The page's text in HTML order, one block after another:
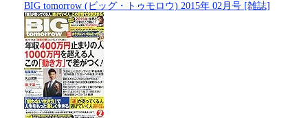
BIG tomorrow (ビッグ・トゥモロウ) 2015年 02月号 [雑誌]